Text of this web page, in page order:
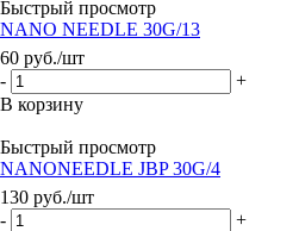
Быстрый просмотр
NANO NEEDLE 30G/13
60 руб./шт
-
+
В корзину
Быстрый просмотр
NANONEEDLE JBP 30G/4
130 руб./шт
-
+